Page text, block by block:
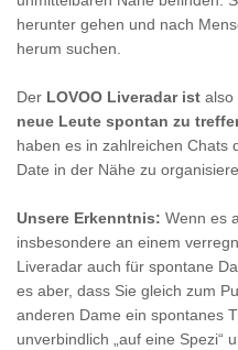
herunter gehen und nach
herum suchen.
Der LOVOO Liveradar ist also
neue Leute spontan zu
haben es in zahlreichen Chats
Date in der Nähe zu
Unsere Erkenntnis: Wenn es
insbesondere an einem
Liveradar auch für spontane
es aber, dass Sie gleich zum
anderen Dame ein spontanes
unverbindlich „auf eine Spezi“